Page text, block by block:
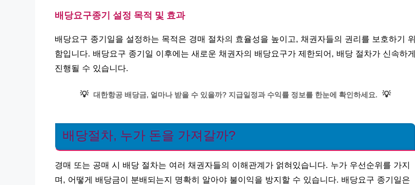
배당요구종기 설정 목적 및 효과
배당요구 종기일을 설정하는 목적은 경매 절차의 효율성을 높이고, 채권자들의 권리를 보호하기 위
함입니다. 배당요구 종기일 이후에는 새로운 채권자의 배당요구가 제한되어, 배당 절차가 신속하게
진행될 수 있습니다.
💡 대한항공 배당금, 얼마나 받을 수 있을까? 지급일정과 수익률 정보를 한눈에 확인하세요. 💡
배당절차, 누가 돈을 가져갈까?
경매 또는 공매 시 배당 절차는 여러 채권자들의 이해관계가 얽혀있습니다. 누가 우선순위를 가지
며, 어떻게 배당금이 분배되는지 명확히 알아야 불이익을 방지할 수 있습니다. 배당요구 종기일은